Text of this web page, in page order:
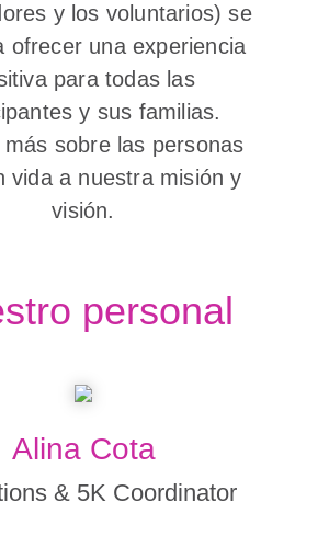
y los voluntarios) se
ofrecer una experiencia
para todas las
y sus familias.
más sobre las personas
vida a nuestra misión y
visión.
personal
Alina Cota
& 5K Coordinator